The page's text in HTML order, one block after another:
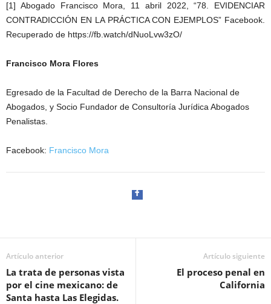
[1] Abogado Francisco Mora, 11 abril 2022, “78. EVIDENCIAR
CONTRADICCIÓN EN LA PRÁCTICA CON EJEMPLOS” Facebook.
Recuperado de https://fb.watch/dNuoLvw3zO/
Francisco Mora Flores
Egresado de la Facultad de Derecho de la Barra Nacional de
Abogados, y Socio Fundador de Consultoría Jurídica Abogados
Penalistas.
Facebook: Francisco Mora
Artículo anterior
La trata de personas vista
por el cine mexicano: de
Santa hasta Las Elegidas.
Artículo siguiente
El proceso penal en
California